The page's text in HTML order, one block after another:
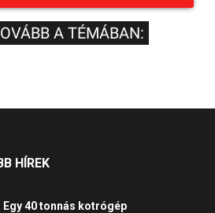
A TÉMÁBAN:
HÍREK
Egy 40 tonnás kotrógép